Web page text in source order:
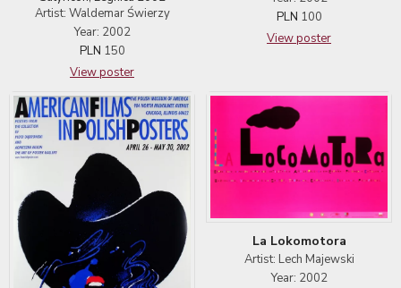
Artist: Waldemar Świerzy
Year: 2002
PLN 150
View poster
PLN 100
View poster
La Lokomotora
Artist: Lech Majewski
Year: 2002